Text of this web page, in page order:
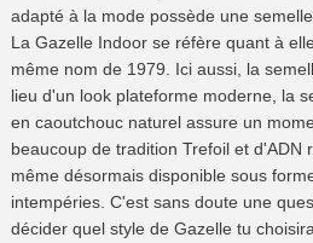
adapté à la mode possède une
La Gazelle Indoor se réfère quant à
même nom de 1979. Ici aussi, la
lieu d'un look plateforme moderne, la
en caoutchouc naturel assure un
beaucoup de tradition Trefoil et d'ADN
même désormais disponible sous
intempéries. C'est sans doute une
décider quel style de Gazelle tu